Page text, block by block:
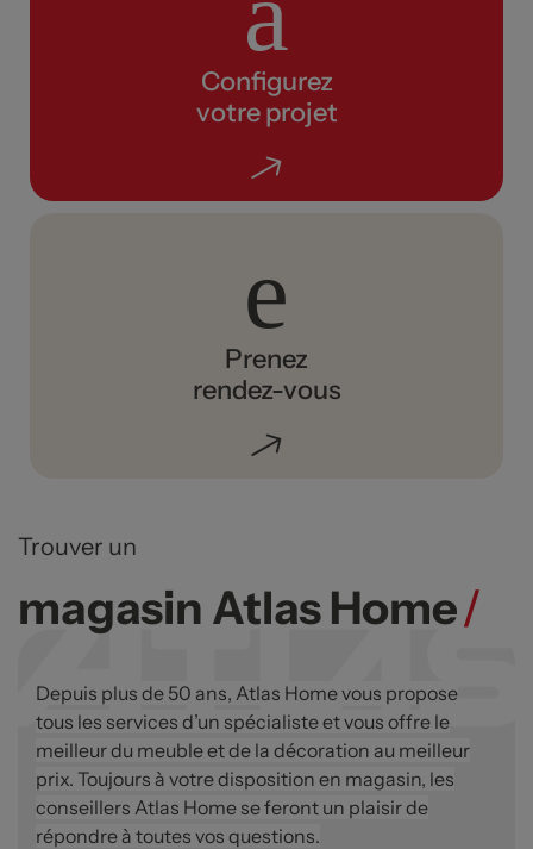
Configurez
votre projet
Prenez
rendez-vous
Trouver un
magasin Atlas Home/
Depuis plus de 50 ans, Atlas Home vous propose
tous les services d’un spécialiste et vous offre le
meilleur du meuble et de la décoration au meilleur
prix. Toujours à votre disposition en magasin, les
conseillers Atlas Home se feront un plaisir de
répondre à toutes vos questions.